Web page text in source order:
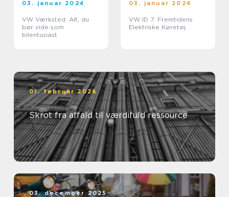
03. januar 2024
VW Værksted: Alt, du
bør vide som
bilentusiast
03. januar 2024
VW ID 7: Fremtidens
Elektriske Køretøj
01. februar 2026
Skrot fra affald til værdifuld ressource
03. december 2025